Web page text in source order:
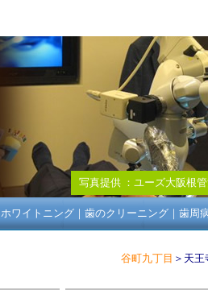
写真提供 ： ユーズ大阪根
ホワイトニング｜ 歯のクリーニング｜ 歯周
谷町九丁目 ＞ 天王